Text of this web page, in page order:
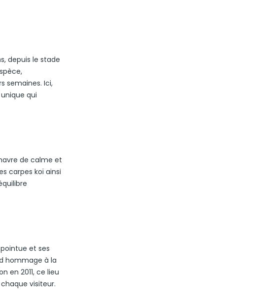
depuis le stade
semaines. Ici,
qui
de calme et
carpes koï ainsi
et ses
hommage à la
en 2011, ce lieu
visiteur.